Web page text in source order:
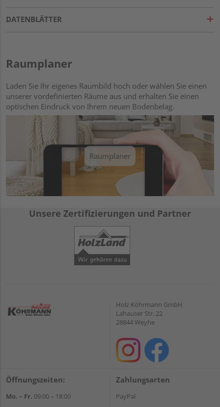
DATENBLÄTTER
Raumplaner
Laden Sie Ihr eigenes Raumbild hoch oder wählen Sie einen
unserer vordefinierten Räume aus und erhalten Sie einen
optischen Eindruck von Ihrem neuen Bodenbelag.
Raumplaner
Unsere Zertifizierungen und Partner
Holz Köhrmann GmbH
Lahauser Str. 22
28844 Weyhe
Öffnungszeiten:
Mo. – Fr. 09:00 – 18:00
Zahlungsarten
PayPal